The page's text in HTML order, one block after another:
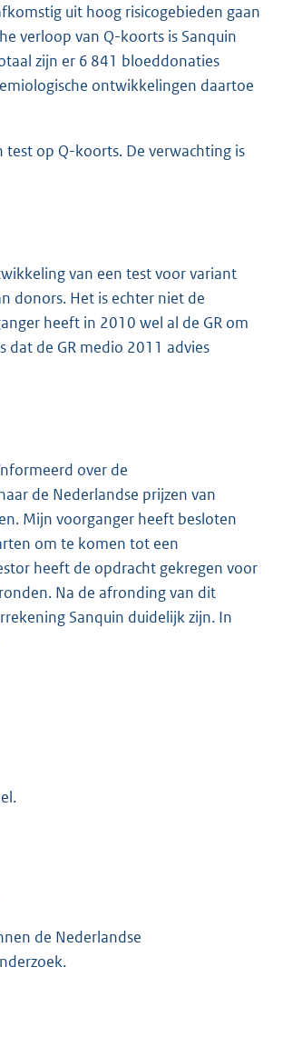
uit hoog risicogebieden gaan
verloop van Q-koorts is Sanquin
zijn er 6 841 bloeddonaties
ontwikkelingen daartoe
test op Q-koorts. De verwachting is
van een test voor variant
donors. Het is echter niet de
heeft in 2010 wel al de GR om
dat de GR medio 2011 advies
over de
de Nederlandse prijzen van
Mijn voorganger heeft besloten
om te komen tot een
heeft de opdracht gekregen voor
Na de afronding van dit
Sanquin duidelijk zijn. In
de Nederlandse